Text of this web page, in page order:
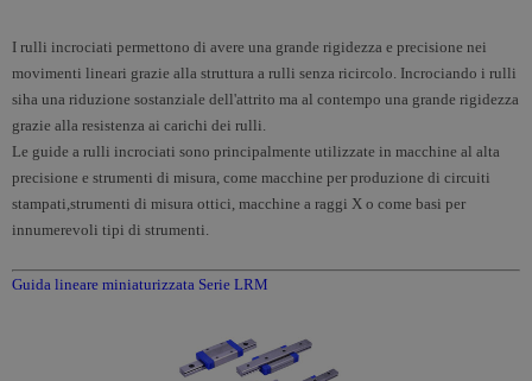
I rulli incrociati permettono di avere una grande rigidezza e precisione nei
movimenti lineari grazie alla struttura a rulli senza ricircolo. Incrociando i rulli
siha una riduzione sostanziale dell'attrito ma al contempo una grande rigidezza
grazie alla resistenza ai carichi dei rulli.
Le guide a rulli incrociati sono principalmente utilizzate in macchine al alta
precisione e strumenti di misura, come macchine per produzione di circuiti
stampati,strumenti di misura ottici, macchine a raggi X o come basi per
innumerevoli tipi di strumenti.
Guida lineare miniaturizzata Serie LRM